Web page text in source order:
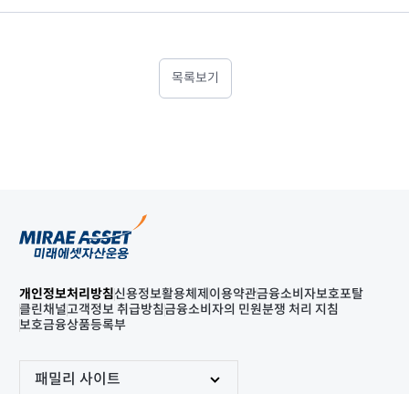
목록보기
개인정보처리방침신용정보활용체제 이용약관금융소비자보호포탈
클린채널고객정보 취급방침금융소비자의 민원분쟁 처리 지침
보호금융상품등록부
패밀리 사이트